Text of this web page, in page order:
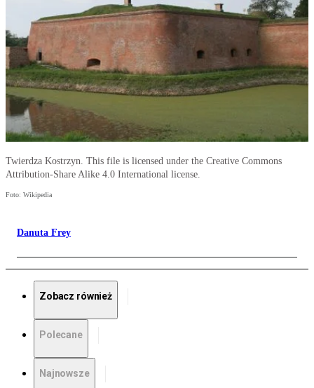
Twierdza Kostrzyn. This file is licensed under the Creative Commons
Attribution-Share Alike 4.0 International license.
Foto: Wikipedia
Danuta Frey
Zobacz również
Polecane
Najnowsze